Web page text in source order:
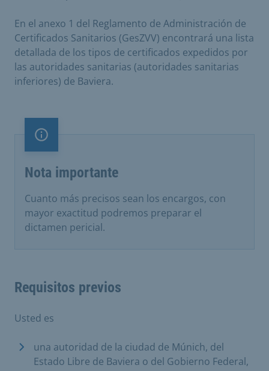
En el anexo 1 del Reglamento de Administración de
Certificados Sanitarios (GesZVV) encontrará una lista
detallada de los tipos de certificados expedidos por
las autoridades sanitarias (autoridades sanitarias
inferiores) de Baviera.
Nota importante
Nota importante
Cuanto más precisos sean los encargos, con
mayor exactitud podremos preparar el
dictamen pericial.
Requisitos previos
Usted es
una autoridad de la ciudad de Múnich, del
Estado Libre de Baviera o del Gobierno Federal,